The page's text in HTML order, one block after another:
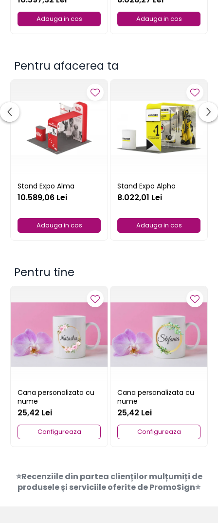
Adauga in cos Adauga in cos
Pentru afacerea ta
Stand Expo Alma
10.589,06 Lei
Adauga in cos
Stand Expo Alpha
8.022,01 Lei
Adauga in cos
Pentru tine
Cana personalizata cu
nume
25,42 Lei
Configureaza
Cana personalizata cu
nume
25,42 Lei
Configureaza
⭐Recenziile din partea clienților mulțumiți de
produsele și serviciile oferite de PromoSign⭐